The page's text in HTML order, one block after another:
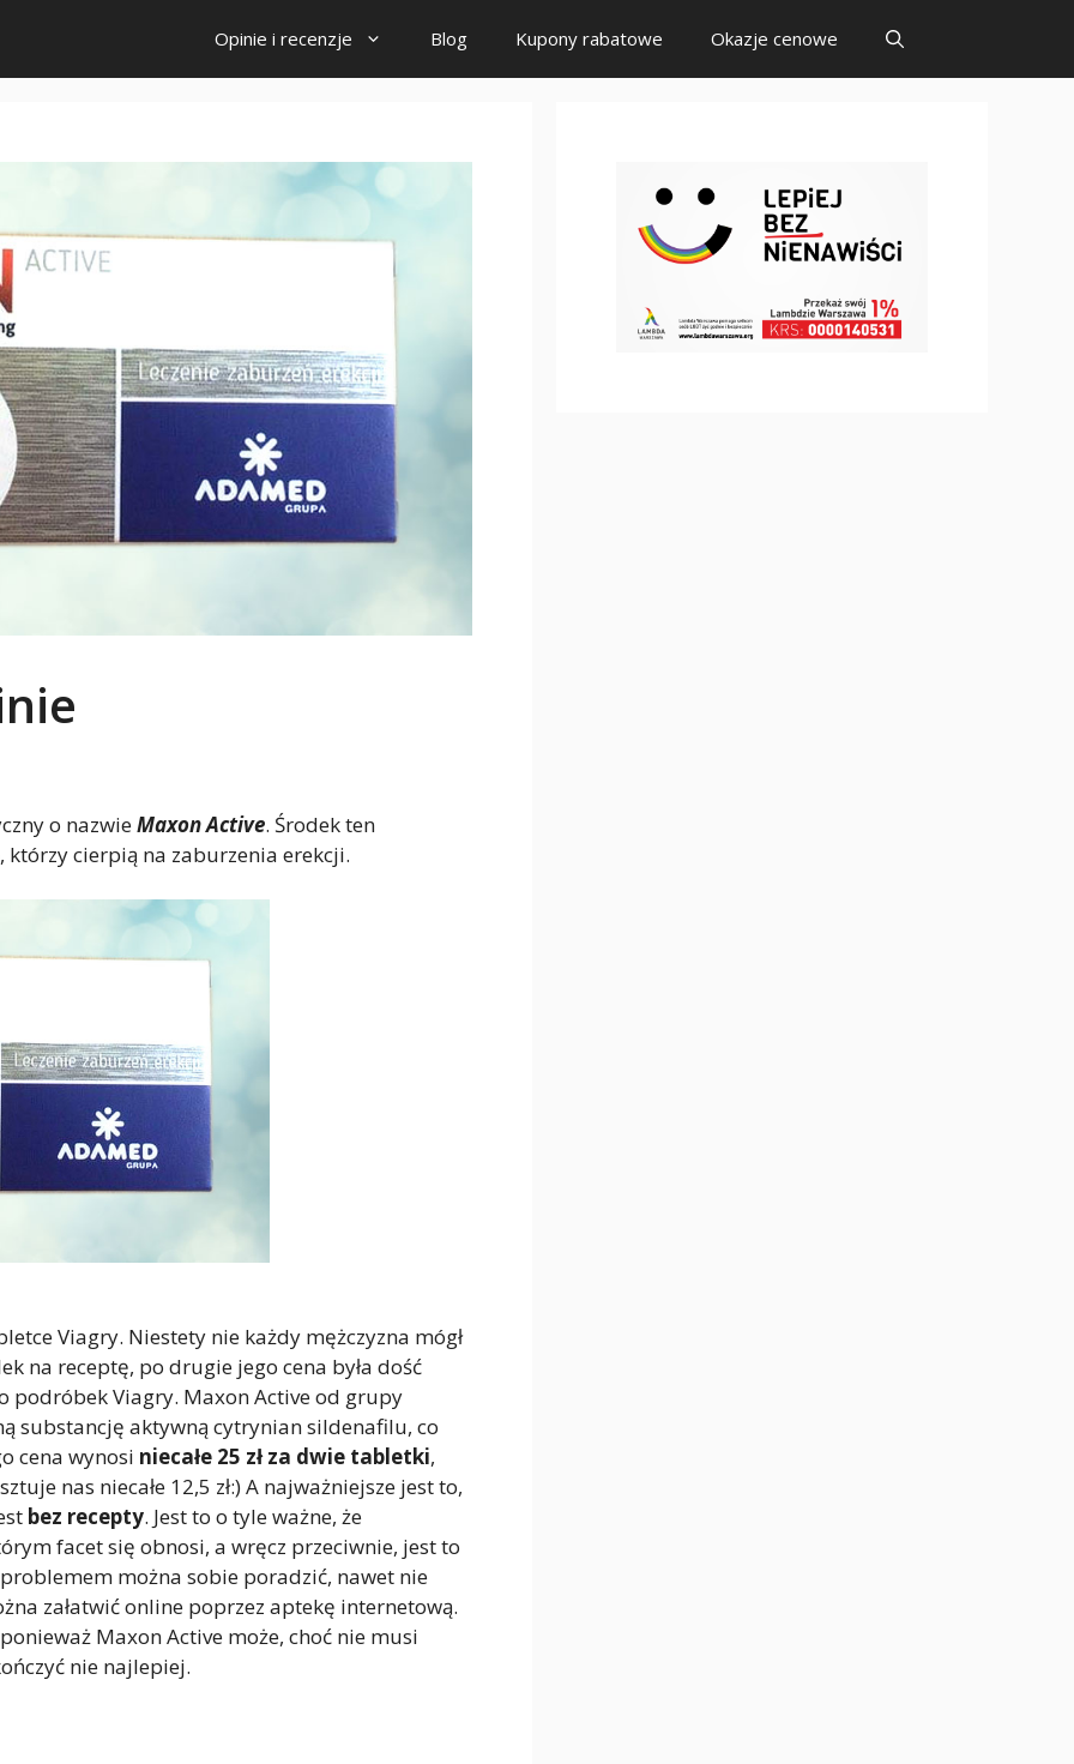
Opinie i recenzje Blog Kupony rabatowe Okazje cenowe
o nazwieMaxon Active. Środek ten
cierpią na zaburzenia erekcji.
Viagry. Niestety nie każdy mężczyzna mógł
na receptę, po drugie jego cena była dość
podróbek Viagry. Maxon Active od grupy
substancję aktywną cytrynian sildenafilu, co
cena wynosi niecałe 25 zł za dwie tabletki,
nas niecałe 12,5 zł:) A najważniejsze jest to,
bez recepty. Jest to o tyle ważne, że
facet się obnosi, a wręcz przeciwnie, jest to
można sobie poradzić, nawet nie
załatwić online poprzez aptekę internetową.
Maxon Active może, choć nie musi
nie najlepiej.